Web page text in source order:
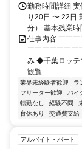
勤務時間詳細
り20日 〜 22日
分） 基本残業
仕事内容 ￣￣￣
￣￣￣￣￣￣
み ◆千葉ロッテ
観覧...
業界未経験者歓迎 ラ
フリーター歓迎
バイ
転勤なし
経験不問
育休あり
交通費支給
アルバイト・パート